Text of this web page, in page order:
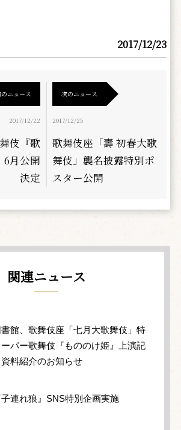
2017/12/23
ニュース
2017/12/22
伎『歌
6月公開
決定
次のニュース
2017/12/25
歌舞伎座「壽 初春大歌
舞伎」襲名披露特別ポ
スター公開
関連ニュース
館、歌舞伎座「七月大歌舞伎」特
パー歌舞伎『もののけ姫』上演記
料紹介のお知らせ
連れ狼』SNS特別企画実施